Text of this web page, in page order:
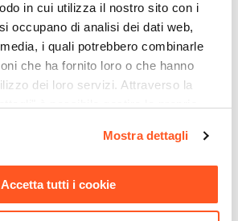
in cui utilizza il nostro sito con i
occupano di analisi dei dati web,
i quali potrebbero combinarle
che ha fornito loro o che hanno
dei loro servizi. Attraverso la
informazioni si invita a leggere la
Mostra dettagli
Accetta tutti i cookie
CODICE:
Lavabo in ceramica
appoggio bianco - Cloe